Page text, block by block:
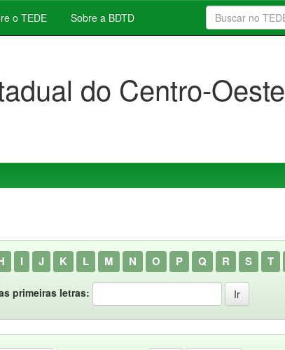
o TEDE Sobre a BDTD
do Centro-Oeste
I J K L M N O P Q R S T
primeiras letras: